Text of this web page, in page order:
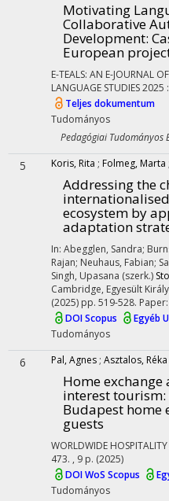
Motivating
Collaborative
Development:
European
E-TEALS: AN E-JOURNAL
LANGUAGE STUDIES2025 :
Teljes dokumentum
Tudományos
Pedagógiai Tudományos
5 Koris, Rita ; Folmeg, Marta
Addressing the
ecosystem by
adaptation
In: Abegglen, Sandra;
Rajan; Neuhaus, Fabian;
Singh, Upasana (szerk.)
Cambridge, Egyesült
(2025) pp. 519-528.
DOIScopus
Egyéb
Tudományos
6 Pal, Agnes ; Asztalos, Réka
Home
interest
Budapest home
guests
WORLDWIDE
473. , 9 p. (2025)
DOIWoS Scopus
Tudományos